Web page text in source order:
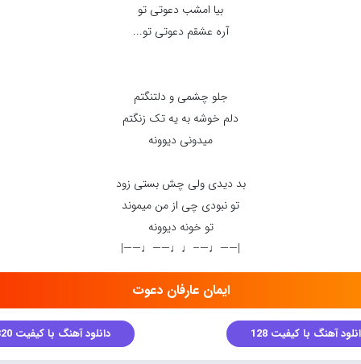
بیا امشب دعوتی تو
آره عشقم دعوتی تو...
جلو‌ چشمی و دلتنگتم
دلم خوشه به یه تک زنگتم
میدونی دیوونه
بد دیدی ولی چش بستی زود
تو نبودی چی از من میموند
تو خونه دیوونه
|——♩—–♩♩——♩——|
ایمان عارفان دعوت
آهنگ با کیفیت 128 دانلود آهنگ با کیفیت 320